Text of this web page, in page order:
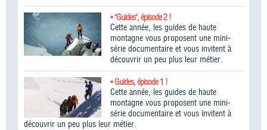
• "Guides", épisode 2 !
Cette année, les guides de haute
montagne vous proposent une mini-
série documentaire et vous invitent à
découvrir un peu plus leur métier.
• Guides, épisode 1 !
Cette année, les guides de haute
montagne vous proposent une mini-
série documentaire et vous invitent à
découvrir un peu plus leur métier.